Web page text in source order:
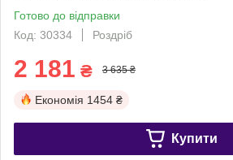
Готово до відправки
Код: 30334
Роздріб
2 181 ₴ 3 635 ₴
Економія 1454 ₴
Купити